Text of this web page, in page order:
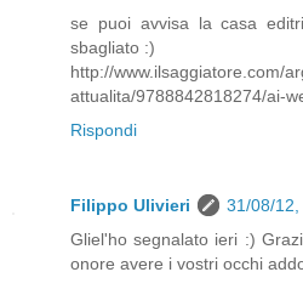
se puoi avvisa la casa
sbagliato :)
http://www.ilsaggiatore.com/
attualita/9788842818274/ai-
Rispondi
Filippo Ulivieri
31/08/12,
Gliel'ho segnalato ieri :)
onore avere i vostri occhi